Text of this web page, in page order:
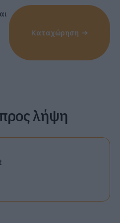
Καταχώρηση
λήψη